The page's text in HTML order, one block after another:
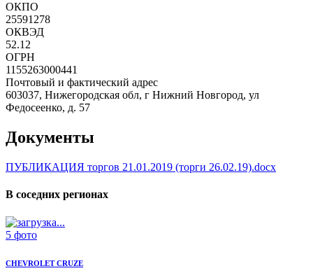
ОКПО
25591278
ОКВЭД
52.12
ОГРН
1155263000441
Почтовый и фактический адрес
603037, Нижегородская обл, г Нижний Новгород, ул
Федосеенко, д. 57
Документы
ПУБЛИКАЦИЯ торгов 21.01.2019 (торги 26.02.19).docx
В соседних регионах
5 фото
CHEVROLET CRUZE